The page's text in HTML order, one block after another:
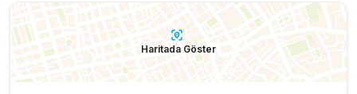
Haritada Göster